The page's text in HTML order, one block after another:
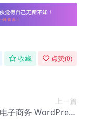
收藏 点赞(0)
上一篇
子商务 WordPress